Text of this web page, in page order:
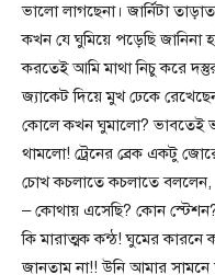
ভালো লাগছেনা। জার্নিটা
কখন যে ঘুমিয়ে পড়েছি
করতেই আমি মাথা নিচু করে
জ্যাকেট দিয়ে মুখ ঢেকে
কোলে কখন ঘুমালো? ভাবতেই
থামলো! ট্রেনের ব্রেক একটু
চোখ কচলাতে কচলাতে বললেন,
– কোথায় এসেছি? কোন
কি মারাত্মক কন্ঠ! ঘুমের
জানতাম না!! উনি আমার সামনে